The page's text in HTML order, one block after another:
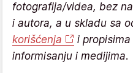
fotografija/videa, bez
i autora, a u skladu sa
korišćenja
i
informisanju i medijima.